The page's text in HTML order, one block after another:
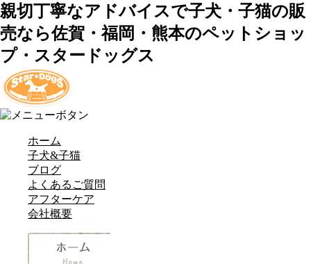
親切丁寧なアドバイスで子犬・子猫の販
売なら佐賀・福岡・熊本のペットショッ
プ・スタードッグス
ホーム
子犬&子猫
ブログ
よくあるご質問
アフターケア
会社概要